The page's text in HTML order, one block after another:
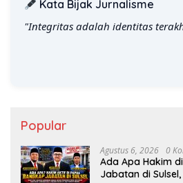
Kata Bijak Jurnalisme
"Integritas adalah identitas
Popular
Agustus 6, 2026 0
Ada Apa Hakim
Jabatan di